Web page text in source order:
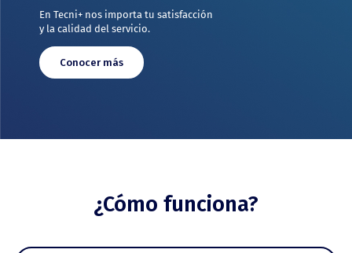
En Tecni+ nos importa tu satisfacción
y la calidad del servicio.
Conocer más
¿Cómo funciona?